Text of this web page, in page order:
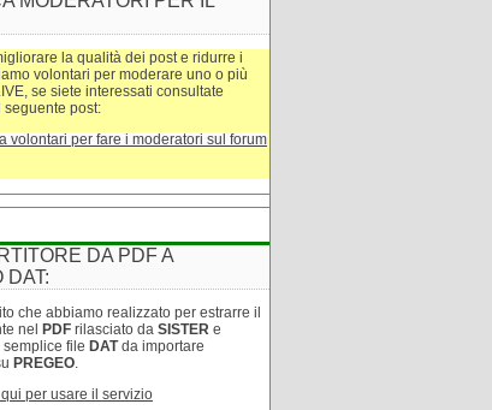
la qualità dei post e ridurre i
volontari per moderare uno o più
se siete interessati consultate
seguente post:
volontari per fare i moderatori sul forum
DA PDF A
DAT:
che abbiamo realizzato per estrarre il
nel
PDF rilasciato da SISTER e
file DATda importare
PREGEO.
per usare il servizio